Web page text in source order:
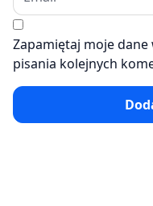
Zapamiętaj moje
pisania kolejnych